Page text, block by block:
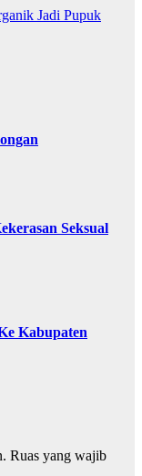
Jadi Pupuk
Seksual
Kabupaten
Ruas yang wajib